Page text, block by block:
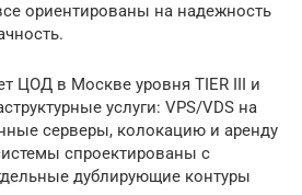
ориентированы на надежность
ЦОД в Москве уровня TIER III и
услуги: VPS/VDS на
серверы, колокацию и аренду
спроектированы с
дублирующие контуры